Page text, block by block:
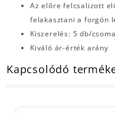
Az előre felcsalizott
felakasztani a forgón
Kiszerelés: 5 db/
Kiváló ár-érték arány
Kapcsolódó